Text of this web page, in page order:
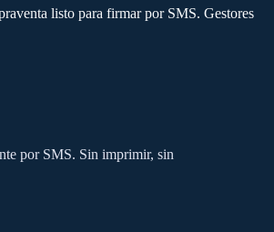
listo para firmar por SMS. Gestores
por SMS. Sin imprimir, sin